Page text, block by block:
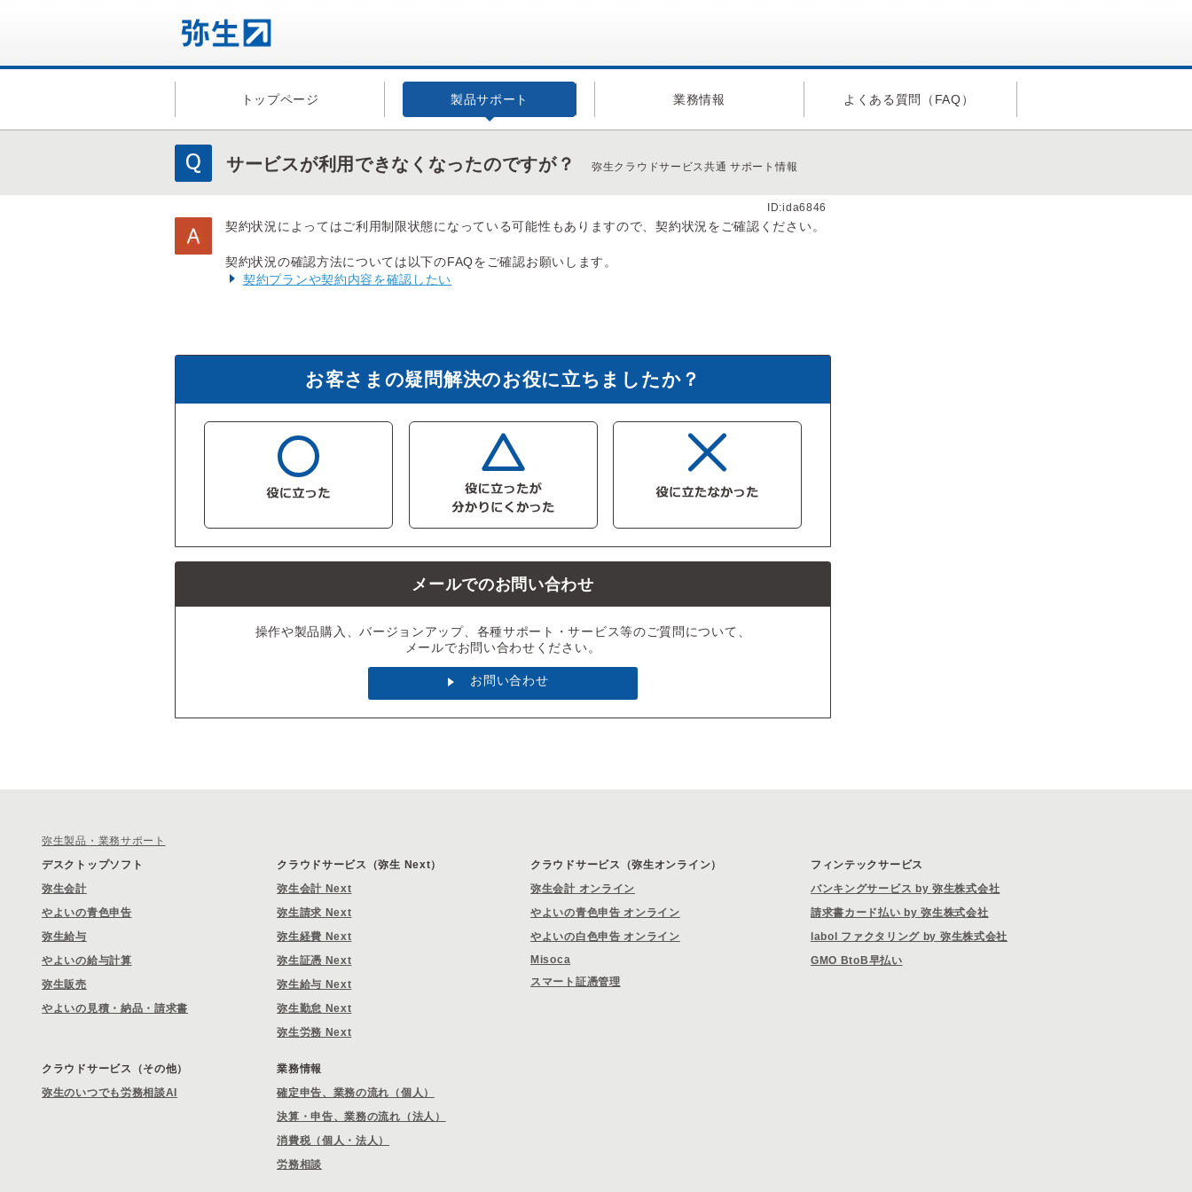
トップページ 製品サポート 業務情報 よくある質問（FAQ）
サービスが利用できなくなったのですが？ 弥生クラウドサービス共通 サポート情報
ID:ida6846
契約状況によってはご利用制限状態になっている可能性もありますので、契約状況をご確認ください。
契約状況の確認方法については以下のFAQをご確認お願いします。
契約プランや契約内容を確認したい
お客さまの疑問解決のお役に立ちましたか？
メールでのお問い合わせ
操作や製品購入、バージョンアップ、各種サポート・サービス等のご質問について、
メールでお問い合わせください。
お問い合わせ
弥生製品・業務サポート
デスクトップソフト
弥生会計
やよいの青色申告
弥生給与
やよいの給与計算
弥生販売
やよいの見積・納品・請求書
クラウドサービス（弥生 Next）
弥生会計 Next
弥生請求 Next
弥生経費 Next
弥生証憑 Next
弥生給与 Next
弥生勤怠 Next
弥生労務 Next
クラウドサービス（弥生オンライン）
弥生会計 オンライン
やよいの青色申告 オンライン
やよいの白色申告 オンライン
Misoca
スマート証憑管理
フィンテックサービス
バンキングサービス by 弥生株式会社
請求書カード払い by 弥生株式会社
labol ファクタリング by 弥生株式会社
GMO BtoB早払い
クラウドサービス（その他）
弥生のいつでも労務相談AI
業務情報
確定申告、業務の流れ（個人）
決算・申告、業務の流れ（法人）
消費税（個人・法人）
労務相談